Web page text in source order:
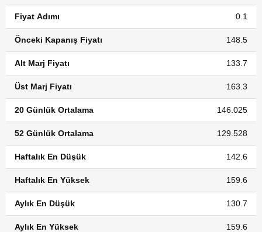
Fiyat Adımı 0.1
Önceki Kapanış Fiyatı 148.5
Alt Marj Fiyatı 133.7
Üst Marj Fiyatı 163.3
20 Günlük Ortalama 146.025
52 Günlük Ortalama 129.528
Haftalık En Düşük 142.6
Haftalık En Yüksek 159.6
Aylık En Düşük 130.7
Aylık En Yüksek 159.6